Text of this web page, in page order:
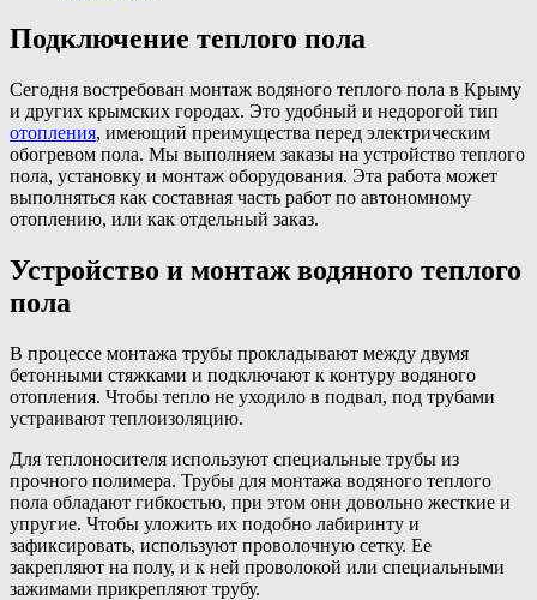
Подключение теплого пола
Сегодня востребован монтаж водяного теплого пола в Крыму
и других крымских городах. Это удобный и недорогой тип
отопления, имеющий преимущества перед электрическим
обогревом пола. Мы выполняем заказы на устройство теплого
пола, установку и монтаж оборудования. Эта работа может
выполняться как составная часть работ по автономному
отоплению, или как отдельный заказ.
Устройство и монтаж водяного теплого
пола
В процессе монтажа трубы прокладывают между двумя
бетонными стяжками и подключают к контуру водяного
отопления. Чтобы тепло не уходило в подвал, под трубами
устраивают теплоизоляцию.
Для теплоносителя используют специальные трубы из
прочного полимера. Трубы для монтажа водяного теплого
пола обладают гибкостью, при этом они довольно жесткие и
упругие. Чтобы уложить их подобно лабиринту и
зафиксировать, используют проволочную сетку. Ее
закрепляют на полу, и к ней проволокой или специальными
зажимами прикрепляют трубу.